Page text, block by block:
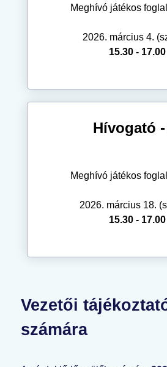
Meghívó játékos
2026. március 4.
15.30 - 17.00
Hívogató -
Meghívó játékos
2026. március 18.
15.30 - 17.00
Vezetői
számára